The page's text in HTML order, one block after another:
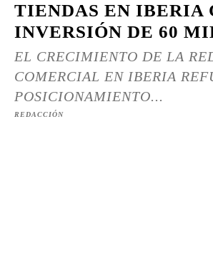
TIENDAS EN IBERIA
INVERSIÓN DE 60
EL CRECIMIENTO DE LA
COMERCIAL EN IBERIA
POSICIONAMIENTO...
REDACCIÓN